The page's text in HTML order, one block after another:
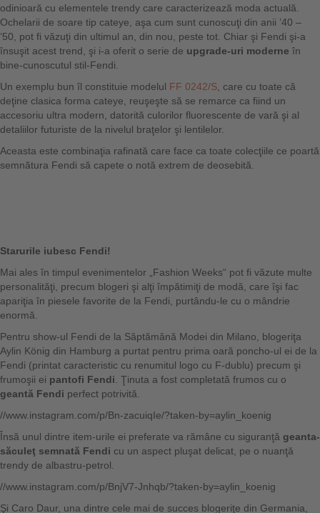
odinioară cu elementele trendy care caracterizează moda actuală.
Ochelarii de soare tip cateye, aşa cum sunt cunoscuţi din anii ’40 –
‘50, pot fi văzuţi din ultimul an, din nou, peste tot. Chiar şi Fendi şi-a
însuşit acest trend, şi i-a oferit o serie de upgrade-uri moderne în
bine-cunoscutul stil-Fendi.
Un exemplu bun îl constituie modelul FF 0242/S , care cu toate că
deţine clasica forma cateye, reuşeşte să se remarce ca fiind un
accesoriu ultra modern, datorită culorilor fluorescente de vară şi al
detaliilor futuriste de la nivelul braţelor şi lentilelor.
Aceasta este combinaţia rafinată care face ca toate colecţiile ce poartă
semnătura Fendi să capete o notă extrem de deosebită.
Starurile iubesc Fendi!
Mai ales în timpul evenimentelor „Fashion Weeks“ pot fi văzute multe
personalităţi, precum blogeri şi alţi împătimiţi de modă, care îşi fac
apariţia în piesele favorite de la Fendi, purtându-le cu o mândrie
enormă.
Pentru show-ul Fendi de la Săptămână Modei din Milano, blogeriţa
Aylin König din Hamburg a purtat pentru prima oară poncho-ul ei de la
Fendi (printat caracteristic cu renumitul logo cu F-dublu) precum şi
frumoşii ei pantofi Fendi . Ţinuta a fost completată frumos cu o
geantă Fendi perfect potrivită.
//www.instagram.com/p/Bn-zacuiqIe/?taken-by=aylin_koenig
Însă unul dintre item-urile ei preferate va rămâne cu siguranţă geanta-
săculeţ semnată Fendi cu un aspect pluşat delicat, pe o nuanţă
trendy de albastru-petrol.
//www.instagram.com/p/BnjV7-Jnhqb/?taken-by=aylin_koenig
Şi Caro Daur, una dintre cele mai de succes blogeriţe din Germania,